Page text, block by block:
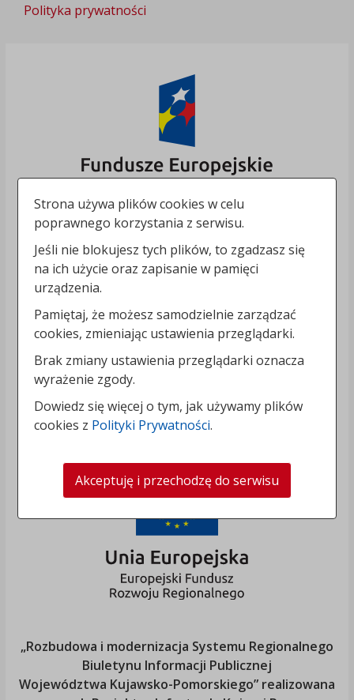
Polityka prywatności
„Rozbudowa i modernizacja Systemu Regionalnego
Biuletynu Informacji Publicznej
Województwa Kujawsko-Pomorskiego” realizowana
Strona używa plików cookies w celu
poprawnego korzystania z serwisu.
Jeśli nie blokujesz tych plików, to zgadzasz się
na ich użycie oraz zapisanie w pamięci
urządzenia.
Pamiętaj, że możesz samodzielnie zarządzać
cookies, zmieniając ustawienia przeglądarki.
Brak zmiany ustawienia przeglądarki oznacza
wyrażenie zgody.
Dowiedz się więcej o tym, jak używamy plików
cookies z Polityki Prywatności.
Akceptuję i przechodzę do serwisu